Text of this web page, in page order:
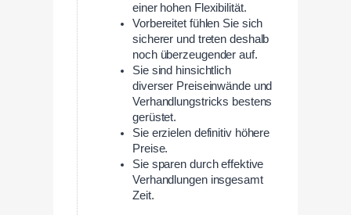
einer hohen Flexibilität.
Vorbereitet fühlen Sie sich
sicherer und treten deshalb
noch überzeugender auf.
Sie sind hinsichtlich
diverser Preiseinwände und
Verhandlungstricks bestens
gerüstet.
Sie erzielen definitiv höhere
Preise.
Sie sparen durch effektive
Verhandlungen insgesamt
Zeit.